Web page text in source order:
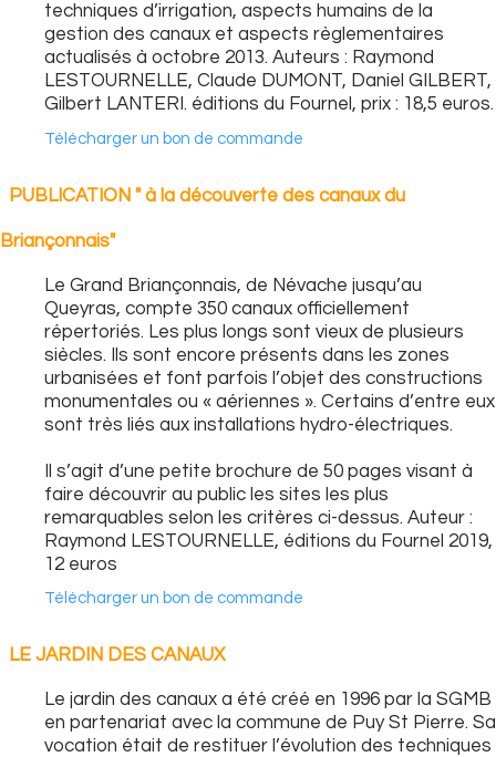
techniques d’irrigation, aspects humains de la
gestion des canaux et aspects règlementaires
actualisés à octobre 2013. Auteurs : Raymond
LESTOURNELLE, Claude DUMONT, Daniel GILBERT,
Gilbert LANTERI. éditions du Fournel, prix : 18,5 euros.
Télécharger un bon de commande
PUBLICATION " à la découverte des canaux du
Briançonnais"
Le Grand Briançonnais, de Névache jusqu’au
Queyras, compte 350 canaux officiellement
répertoriés. Les plus longs sont vieux de plusieurs
siècles. Ils sont encore présents dans les zones
urbanisées et font parfois l’objet des constructions
monumentales ou « aériennes ». Certains d’entre eux
sont très liés aux installations hydro-électriques.
Il s’agit d’une petite brochure de 50 pages visant à
faire découvrir au public les sites les plus
remarquables selon les critères ci-dessus. Auteur :
Raymond LESTOURNELLE, éditions du Fournel 2019,
12 euros
Télécharger un bon de commande
LE JARDIN DES CANAUX
Le jardin des canaux a été créé en 1996 par la SGMB
en partenariat avec la commune de Puy St Pierre. Sa
vocation était de restituer l’évolution des techniques